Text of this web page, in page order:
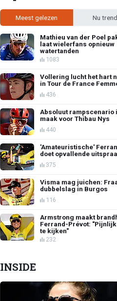
Meest gelezen Nu
Mathieu van der Poel
laat wielerfans opnieuw
watertanden
1083
Vollering lucht het hart
in Tour de France
436
Absoluut rampscenario
maak voor Thibau Nys
440
'Amateuristische'
doet opvallende
375
Visma mag juichen:
dubbelslag in Burgos
116
Armstrong maakt
Ferrand-Prévot: "Pijnlijk
te kijken"
232
INSIDE